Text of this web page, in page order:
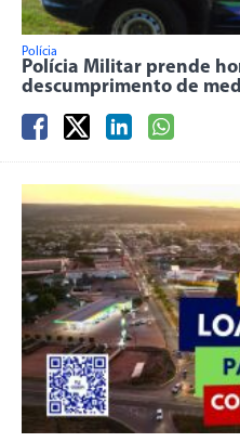
Polícia
Polícia Militar prende
descumprimento de